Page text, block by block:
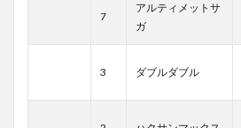
7
アルティメットサ
ガ
3 ダブルダブル